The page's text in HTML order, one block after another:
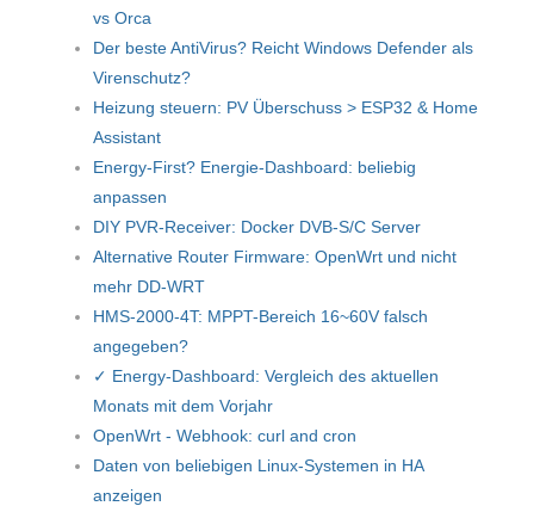
vs Orca
Der beste AntiVirus? Reicht Windows Defender als
Virenschutz?
Heizung steuern: PV Überschuss > ESP32 & Home
Assistant
Energy-First? Energie-Dashboard: beliebig
anpassen
DIY PVR-Receiver: Docker DVB-S/C Server
Alternative Router Firmware: OpenWrt und nicht
mehr DD-WRT
HMS-2000-4T: MPPT-Bereich 16~60V falsch
angegeben?
✓ Energy-Dashboard: Vergleich des aktuellen
Monats mit dem Vorjahr
OpenWrt - Webhook: curl and cron
Daten von beliebigen Linux-Systemen in HA
anzeigen